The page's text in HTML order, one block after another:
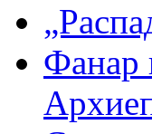
Фанар